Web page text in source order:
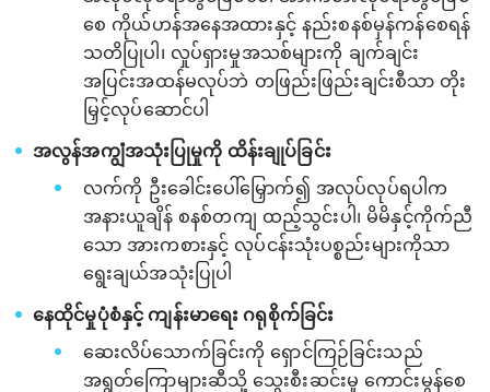
စေ ကိုယ်ဟန်အနေအထားနှင့် နည်းစနစ်မှန်ကန်စေရန်
သတိပြုပါ၊ လှုပ်ရှားမှုအသစ်များကို ချက်ချင်း
အပြင်းအထန်မလုပ်ဘဲ တဖြည်းဖြည်းချင်းစီသာ တိုး
မြှင့်လုပ်ဆောင်ပါ
အလွန်အကျွံအသုံးပြုမှုကို ထိန်းချုပ်ခြင်း
လက်ကို ဦးခေါင်းပေါ်မြှောက်၍ အလုပ်လုပ်ရပါက
အနားယူချိန် စနစ်တကျ ထည့်သွင်းပါ၊ မိမိနှင့်ကိုက်ညီ
သော အားကစားနှင့် လုပ်ငန်းသုံးပစ္စည်းများကိုသာ
ရွေးချယ်အသုံးပြုပါ
နေထိုင်မှုပုံစံနှင့် ကျန်းမာရေး ဂရုစိုက်ခြင်း
ဆေးလိပ်သောက်ခြင်းကို ရှောင်ကြဉ်ခြင်းသည်
အရွတ်ကြောများဆီသို့ သွေးစီးဆင်းမှု ကောင်းမွန်စေ